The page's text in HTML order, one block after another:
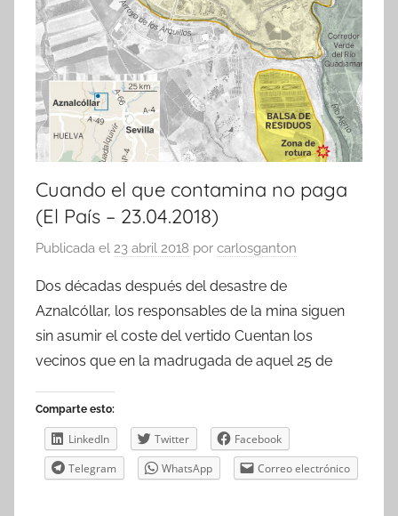
Cuando el que contamina no paga
(El País – 23.04.2018)
Publicada el 23 abril 2018 por carlosganton
Dos décadas después del desastre de
Aznalcóllar, los responsables de la mina siguen
sin asumir el coste del vertido Cuentan los
vecinos que en la madrugada de aquel 25 de
Comparte esto:
LinkedIn Twitter
Facebook
Telegram
WhatsApp Correo electrónico